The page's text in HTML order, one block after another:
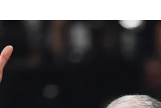
תל אביב
ליגה סינית